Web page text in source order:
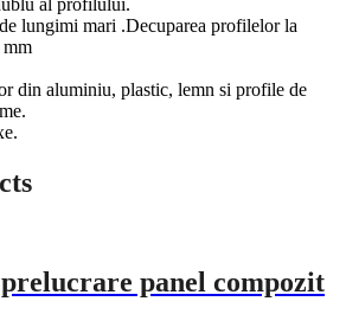
lungimi mari .Decuparea profilelor la
mm
din aluminiu, plastic, lemn si profile de
panel compozit